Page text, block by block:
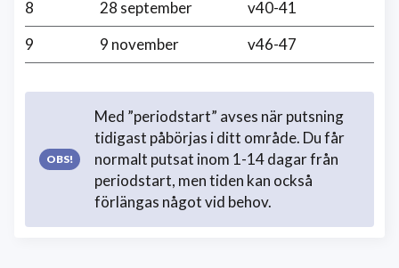
8
28 september
v40-41
9
9 november v46-47
Med ”periodstart” avses när putsning
tidigast påbörjas i ditt område. Du får
normalt putsat inom 1-14 dagar från
periodstart, men tiden kan också
förlängas något vid behov.